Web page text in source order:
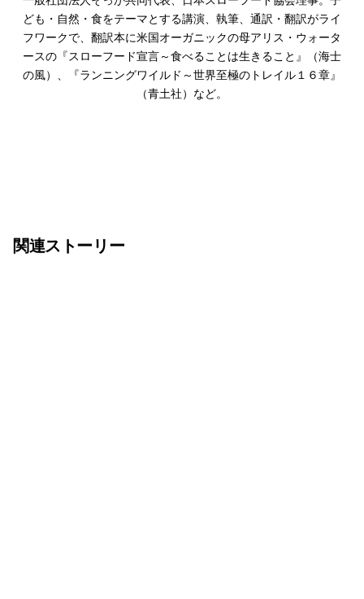
ども・自然・食をテーマとする講演、執筆、通訳・翻訳がライ
フワークで、翻訳本に米国オーガニックの母アリス・ウォータ
ースの『スローフード宣言～食べることは生きること』（海士
の風）、『ランニングワイルド～世界至極のトレイル１６章』
（青土社）など。
関連ストーリー